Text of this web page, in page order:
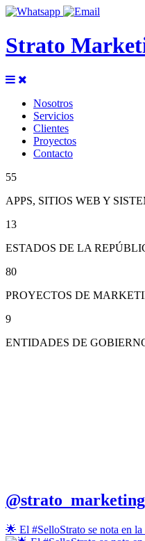
Strato
Nosotros
Servicios
Clientes
Proyectos
Contacto
55
APPS, SITIOS WEB Y
13
ESTADOS DE LA
80
PROYECTOS DE
9
ENTIDADES DE
Gráfico, Soluciones Web y
experiencia en instituciones
@strato_marketing
🌟 El #SelloStrato se nota en